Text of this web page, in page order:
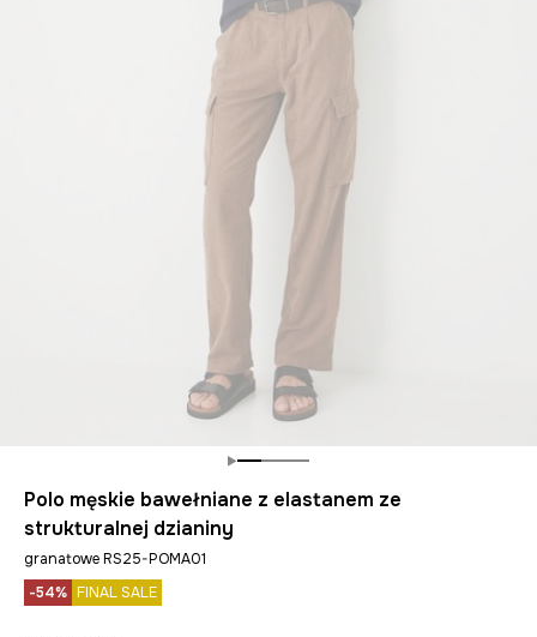
Polo męskie bawełniane z elastanem ze
strukturalnej dzianiny
granatowe RS25-POMA01
-54% FINAL SALE